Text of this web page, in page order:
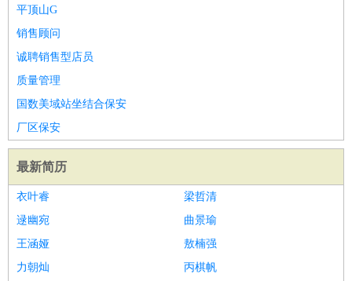
平顶山G
销售顾问
诚聘销售型店员
质量管理
国数美域站坐结合保安
厂区保安
最新简历
衣叶睿
梁哲清
逯幽宛
曲景瑜
王涵娅
敖楠强
力朝灿
丙棋帆